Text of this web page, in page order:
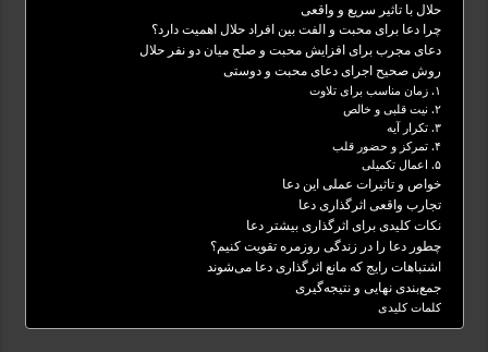
حلال با تاثیر سریع و واقعی
چرا دعا برای محبت و الفت بین افراد حلال اهمیت دارد؟
دعای مجرب برای افزایش محبت و صلح میان دو نفر حلال
روش صحیح اجرای دعای محبت و دوستی
۱. زمان مناسب برای تلاوت
۲. نیت قلبی و خالص
۳. تکرار آیه
۴. تمرکز و حضور قلب
۵. اعمال تکمیلی
خواص و تاثیرات عملی این دعا
تجارب واقعی اثرگذاری دعا
نکات کلیدی برای اثرگذاری بیشتر دعا
چطور دعا را در زندگی روزمره تقویت کنیم؟
اشتباهات رایج که مانع اثرگذاری دعا می‌شوند
جمع‌بندی نهایی و نتیجه‌گیری
کلمات کلیدی